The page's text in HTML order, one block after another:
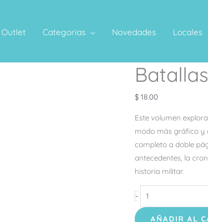
Outlet Categorias Novedades Locales
$ 18.00
Este volumen
modo más gráfico y
completo a doble
antecedentes, la
historia militar.
-
Batallas
Terrestres
cantidad
AÑADIR AL